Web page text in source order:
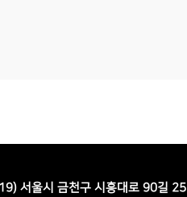
서울시 금천구 시흥대로 90길 25